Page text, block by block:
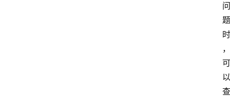
问
题
时
，
可
以
查